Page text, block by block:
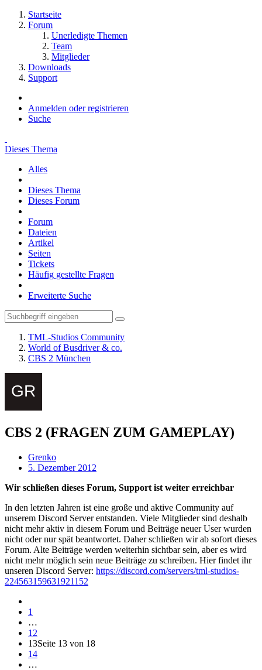
Startseite
Forum
Unerledigte Themen
Team
Mitglieder
Downloads
Support
Anmelden oder registrieren
Suche
Dieses Thema
Alles
Dieses Thema
Dieses Forum
Forum
Dateien
Artikel
Seiten
Tickets
Häufig gestellte Fragen
Erweiterte Suche
TML-Studios Community
World of Busdriver & co.
CBS 2 München
CBS 2 (FRAGEN ZUM GAMEPLAY)
Grenko
5. Dezember 2012
Wir schließen dieses Forum, Support ist weiter erreichbar
In den letzten Jahren ist eine große und aktive Community auf
unserem Discord Server entstanden. Viele Mitglieder sind deshalb
nicht mehr aktiv in diesem Forum und Beiträge neuer User wurden
nicht oder nur spät beantwortet. Daher schließen wir ab sofort dieses
Forum. Alte Beiträge werden weiterhin sichtbar sein, aber es wird
nicht mehr möglich sein neue Beiträge zu schreiben. Hier findet ihr
unseren Discord Server: https://discord.com/servers/tml-studios-
224563159631921152
1
…
12
13Seite 13 von 18
14
…